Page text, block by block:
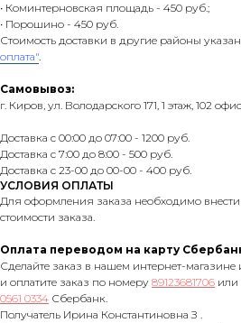
• Коминтерновская площадь - 450 руб.;
• Порошино - 450 руб.
Стоимость доставки в другие районы
оплата".
Самовывоз:
г. Киров, ул. Володарского 171, 1 этаж, 102
Доставка с 00:00 до 07:00 - 1200 руб.
Доставка с 7:00 до 8:00 - 500 руб.
Доставка с 23-00 до 00-00 - 400 руб.
УСЛОВИЯ ОПЛАТЫ
Для оформления заказа необходимо внести
стоимости заказа.
Оплата переводом на карту
Сделайте заказ в нашем интернет-магазине
и оплатите заказ по номеру 89123681706
0561 0334 Сбербанк.
Получатель Ирина Константиновна З .